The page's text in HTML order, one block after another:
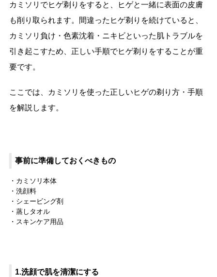
カミソリでヒゲ剃りをすると、ヒゲと一緒に表面の皮膚
も削り取られます。間違ったヒゲ剃りを続けていると、
カミソリ負け・色素沈着・ニキビといった肌トラブルを
引き起こすため、正しい手順でヒゲ剃りをすることが重
要です。
ここでは、カミソリを使った正しいヒゲの剃り方・手順
を解説します。
事前に準備しておくべきもの
カミソリ本体
洗顔料
シェービング剤
蒸しタオル
スキンケア用品
1.洗顔で肌を清潔にする